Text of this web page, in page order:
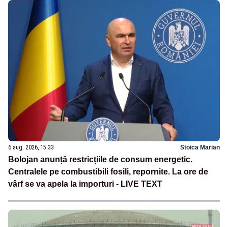
6 aug. 2026, 15:33 Stoica Marian
Bolojan anunță restricțiile de consum energetic.
Centralele pe combustibili fosili, repornite. La ore de
vârf se va apela la importuri - LIVE TEXT